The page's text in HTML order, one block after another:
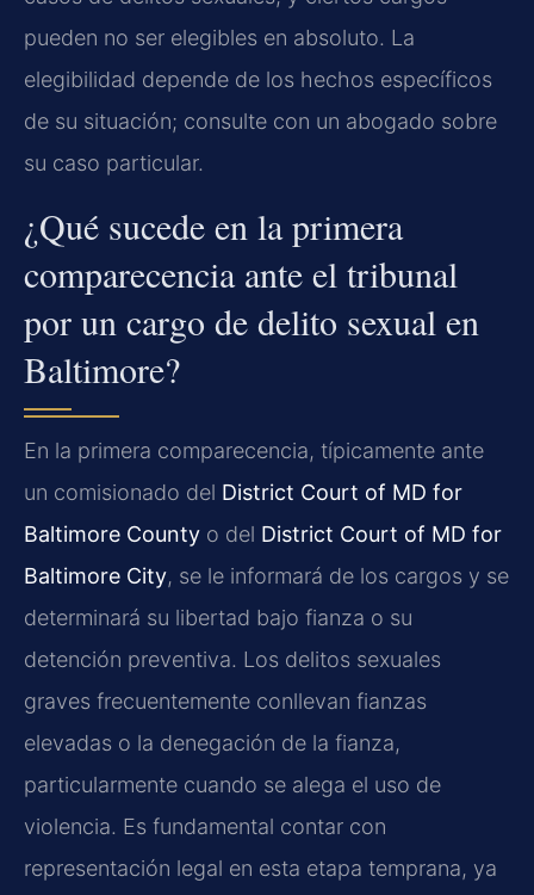
pueden no ser elegibles en absoluto. La
elegibilidad depende de los hechos específicos
de su situación; consulte con un abogado sobre
su caso particular.
¿Qué sucede en la primera
comparecencia ante el tribunal
por un cargo de delito sexual en
Baltimore?
En la primera comparecencia, típicamente ante
un comisionado del District Court of MD for
Baltimore County o del District Court of MD for
Baltimore City, se le informará de los cargos y se
determinará su libertad bajo fianza o su
detención preventiva. Los delitos sexuales
graves frecuentemente conllevan fianzas
elevadas o la denegación de la fianza,
particularmente cuando se alega el uso de
violencia. Es fundamental contar con
representación legal en esta etapa temprana, ya